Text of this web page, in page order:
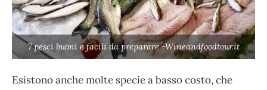
7 pesci buoni e facili da preparare -Wineandfoodtour.it
Esistono anche molte specie a basso costo, che